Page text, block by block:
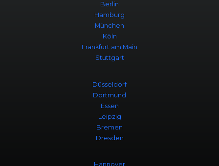
Berlin
Hamburg
München
Köln
Frankfurt am Main
Stuttgart
Düsseldorf
Dortmund
Essen
Leipzig
Bremen
Dresden
Hannover